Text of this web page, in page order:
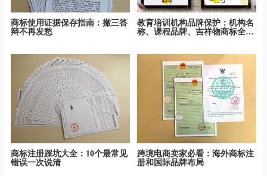
商标使用证据保存指南：撤三答
辩不再发愁
教育培训机构品牌保护：机构名
称、课程品牌、吉祥物商标全面
商标注册踩坑大全：10个最常见
错误一次说清
跨境电商卖家必看：海外商标注
册和国际品牌布局